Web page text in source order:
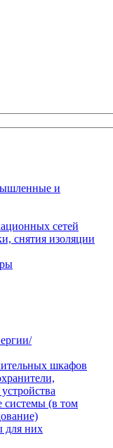
и
сетей
снятия изоляции
шкафов
системы (в том
для них